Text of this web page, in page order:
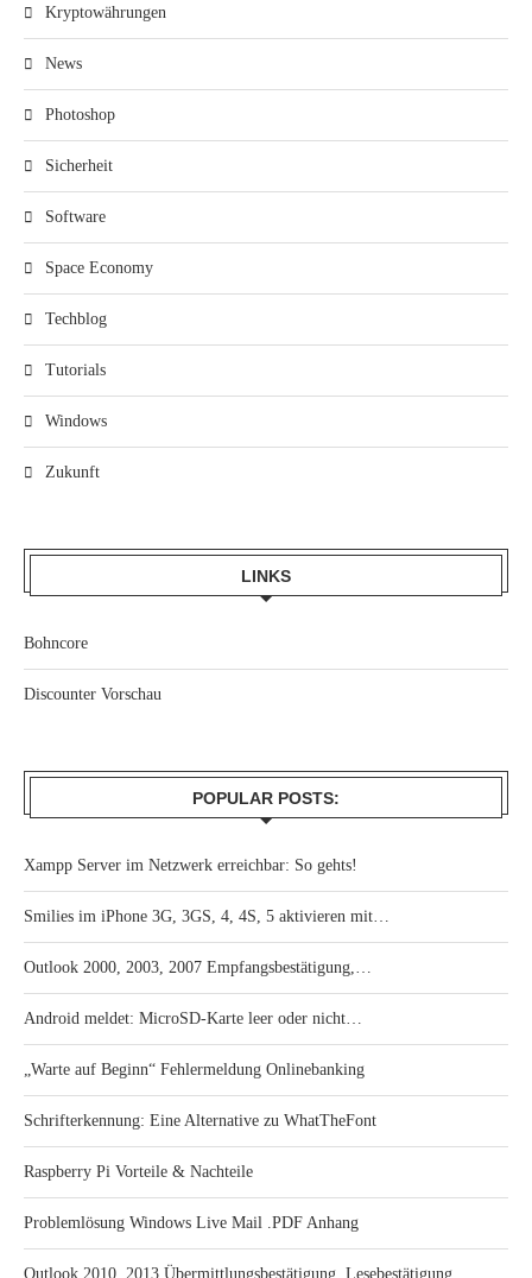
Kryptowährungen
News
Photoshop
Sicherheit
Software
Space Economy
Techblog
Tutorials
Windows
Zukunft
LINKS
Bohncore
Discounter Vorschau
POPULAR POSTS:
Xampp Server im Netzwerk erreichbar: So gehts!
Smilies im iPhone 3G, 3GS, 4, 4S, 5 aktivieren mit…
Outlook 2000, 2003, 2007 Empfangsbestätigung,…
Android meldet: MicroSD-Karte leer oder nicht…
„Warte auf Beginn“ Fehlermeldung Onlinebanking
Schrifterkennung: Eine Alternative zu WhatTheFont
Raspberry Pi Vorteile & Nachteile
Problemlösung Windows Live Mail .PDF Anhang
Outlook 2010, 2013 Übermittlungsbestätigung, Lesebestätigung